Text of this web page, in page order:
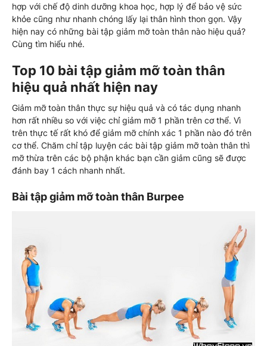
hợp với chế độ dinh dưỡng khoa học, hợp lý để bảo vệ sức
khỏe cũng như nhanh chóng lấy lại thân hình thon gọn. Vậy
hiện nay có những bài tập giảm mỡ toàn thân nào hiệu quả?
Cùng tìm hiểu nhé.
Top 10 bài tập giảm mỡ toàn thân
hiệu quả nhất hiện nay
Giảm mỡ toàn thân thực sự hiệu quả và có tác dụng nhanh
hơn rất nhiều so với việc chỉ giảm mỡ 1 phần trên cơ thể. Vì
trên thực tế rất khó để giảm mỡ chính xác 1 phần nào đó trên
cơ thể. Chăm chỉ tập luyện các bài tập giảm mỡ toàn thân thì
mỡ thừa trên các bộ phận khác bạn cần giảm cũng sẽ được
đánh bay 1 cách nhanh nhất.
Bài tập giảm mỡ toàn thân Burpee